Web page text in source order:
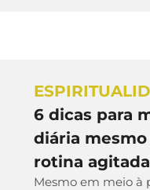
6 dicas para
diária
rotina agitada
Mesmo em meio à